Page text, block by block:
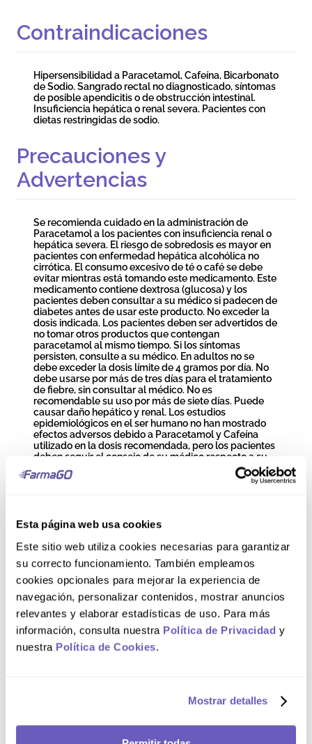
Esta página web usa cookies
Este sitio web utiliza cookies necesarias para garantizar
su correcto funcionamiento. También empleamos
cookies opcionales para mejorar la experiencia de
navegación, personalizar contenidos, mostrar anuncios
relevantes y elaborar estadísticas de uso. Para más
información, consulta nuestra Política de Privacidad y
nuestra Política de Cookies.
Mostrar detalles
Contraindicaciones
Hipersensibilidad a Paracetamol, Cafeína, Bicarbonato
de Sodio. Sangrado rectal no diagnosticado, síntomas
de posible apendicitis o de obstrucción intestinal.
Insuficiencia hepática o renal severa. Pacientes con
dietas restringidas de sodio.
Precauciones y
Advertencias
Se recomienda cuidado en la administración de
Paracetamol a los pacientes con insuficiencia renal o
hepática severa. El riesgo de sobredosis es mayor en
pacientes con enfermedad hepática alcohólica no
cirrótica. El consumo excesivo de té o café se debe
evitar mientras está tomando este medicamento. Este
medicamento contiene dextrosa (glucosa) y los
pacientes deben consultar a su médico si padecen de
diabetes antes de usar este producto. No exceder la
dosis indicada. Los pacientes deben ser advertidos de
no tomar otros productos que contengan
paracetamol al mismo tiempo. Si los síntomas
persisten, consulte a su médico. En adultos no se
debe exceder la dosis límite de 4 gramos por día. No
debe usarse por más de tres días para el tratamiento
de fiebre, sin consultar al médico. No es
recomendable su uso por más de siete días. Puede
causar daño hepático y renal. Los estudios
epidemiológicos en el ser humano no han mostrado
efectos adversos debido a Paracetamol y Cafeína
utilizado en la dosis recomendada, pero los pacientes
deben seguir el consejo de su médico respecto a su
uso. Paracetamol y Cafeína se excretan en la leche
materna pero no en cantidades clínicamente
son raros, pero puede ocurrir hipersensibilidad,
casos de discrasias sanguíneas incluyendo
trombocitopenia y agranulocitosis, pero éstas no son
necesariamente una relación causal con Paracetamol.
Cuando use este producto podría ocurrir serias
reacciones en la piel, pero estas son muy poco
comunes. Los síntomas incluyen prurito,
enrojecimiento de la piel, formación de vesículas,
ampollas y desprendimiento en la capa superior de la
piel.
con agua. Adultos: Un sobre hasta cuatro veces al día.
No exceder 4 sobres en 24 horas. No es recomendado